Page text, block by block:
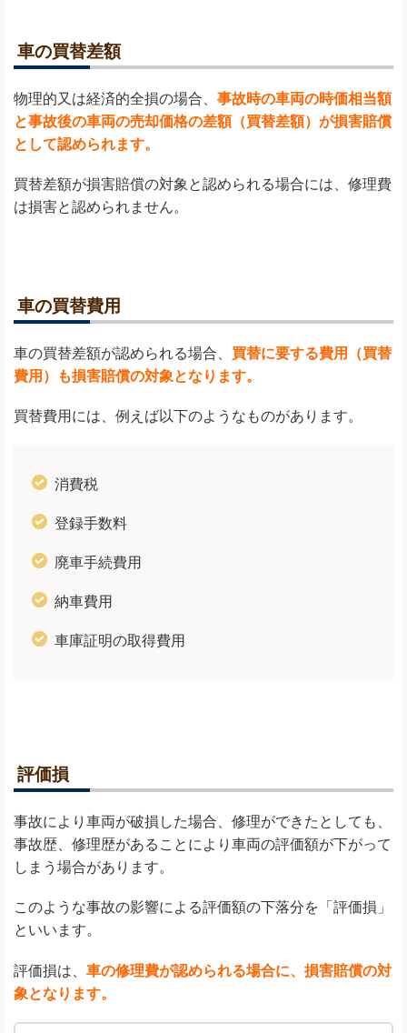
車の買替差額
物理的又は経済的全損の場合、 事故時の車両の時価相当額
と事故後の車両の売却価格の差額（買替差額）が損害賠償
として認められます。
買替差額が損害賠償の対象と認められる場合には、修理費
は損害と認められません。
車の買替費用
車の買替差額が認められる場合、 買替に要する費用（買替
費用）も損害賠償の対象となります。
買替費用には、例えば以下のようなものがあります。
消費税
登録手数料
廃車手続費用
納車費用
車庫証明の取得費用
評価損
事故により車両が破損した場合、修理ができたとしても、
事故歴、修理歴があることにより車両の評価額が下がって
しまう場合があります。
このような事故の影響による評価額の下落分を「評価損」
といいます。
評価損は、 車の修理費が認められる場合に、損害賠償の対
象となります。